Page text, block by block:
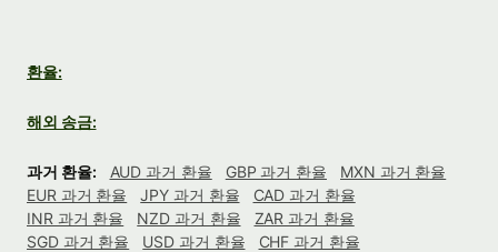
환율:
해외 송금:
과거 환율: AUD 과거 환율 GBP 과거 환율
MXN 과거 환율
EUR 과거 환율
JPY 과거 환율
CAD 과거 환율
INR 과거 환율
NZD 과거 환율
ZAR 과거 환율
SGD 과거 환율
USD 과거 환율
CHF 과거 환율